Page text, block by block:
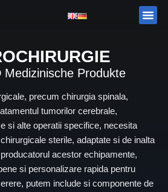
Medizinische Produkte
precum chirurgia spinala,
tumorilor cerebrale,
si alte operatii specifice, necesita
sterile, adaptate si de inalta
acestor echipamente,
si personalizare rapida pentru
putem include si componente de